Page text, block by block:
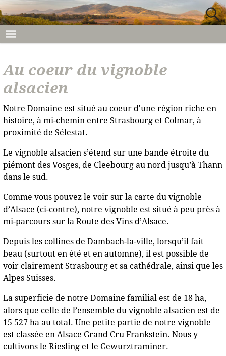
Au coeur du vignoble
alsacien
Notre Domaine est situé au coeur d'une région riche en
histoire, à mi-chemin entre Strasbourg et Colmar, à
proximité de Sélestat.
Le vignoble alsacien s’étend sur une bande étroite du
piémont des Vosges, de Cleebourg au nord jusqu’à Thann
dans le sud.
Comme vous pouvez le voir sur la carte du vignoble
d’Alsace (ci-contre), notre vignoble est situé à peu près à
mi-parcours sur la Route des Vins d’Alsace.
Depuis les collines de Dambach-la-ville, lorsqu’il fait
beau (surtout en été et en automne), il est possible de
voir clairement Strasbourg et sa cathédrale, ainsi que les
Alpes Suisses.
La superficie de notre Domaine familial est de 18 ha,
alors que celle de l’ensemble du vignoble alsacien est de
15 527 ha au total. Une petite partie de notre vignoble
est classée en Alsace Grand Cru Frankstein. Nous y
cultivons le Riesling et le Gewurztraminer.